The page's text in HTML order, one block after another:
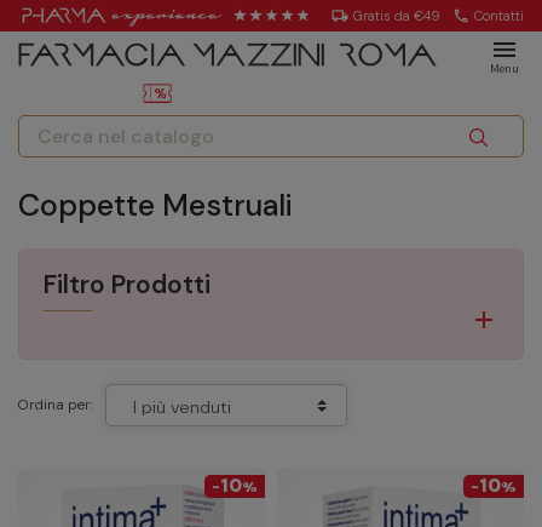
local_shipping Gratis da €49 call Contatti
menu
Menu
Coppette Mestruali
Filtro Prodotti
Ordina per:
-10% -10%